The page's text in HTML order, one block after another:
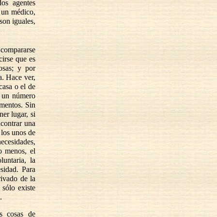
agentes
médico,
iguales,
que es
y por
Hace ver,
o el de
número
Sin
lugar, si
una
unos de
menos, el
la
Para
de la
existe
cosas de